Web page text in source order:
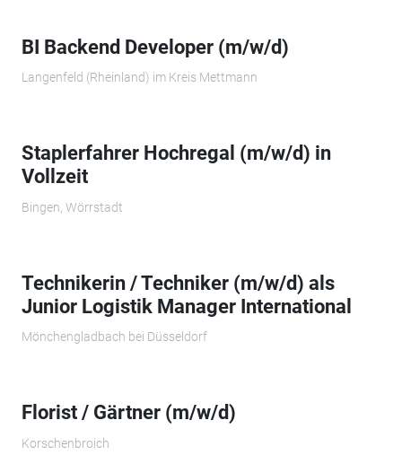
BI Backend Developer (m/w/d)
Langenfeld (Rheinland) im Kreis Mettmann
Staplerfahrer Hochregal (m/w/d) in
Vollzeit
Bingen, Wörrstadt
Technikerin / Techniker (m/w/d) als
Junior Logistik Manager International
Mönchengladbach bei Düsseldorf
Florist / Gärtner (m/w/d)
Korschenbroich